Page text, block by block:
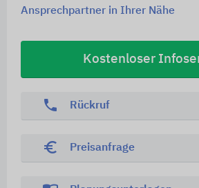
Ansprechpartner in Ihrer Nähe
Kostenloser
phone Rückruf
euro_symbol Preisanfrage